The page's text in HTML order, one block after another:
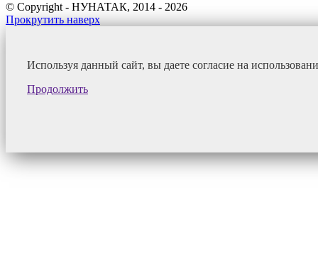
© Copyright - НУНАТАК, 2014 - 2026
Прокрутить наверх
Используя данный сайт, вы даете согласие на
Продолжить